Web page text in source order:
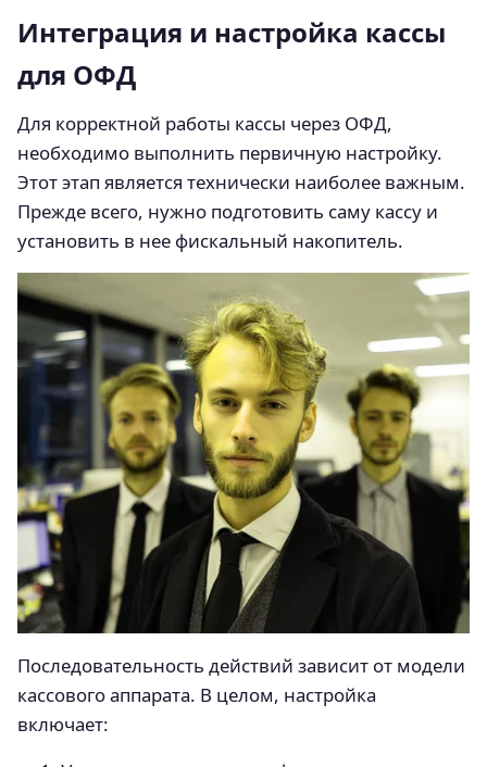
Интеграция и настройка кассы
для ОФД
Для корректной работы кассы через ОФД,
необходимо выполнить первичную настройку.
Этот этап является технически наиболее важным.
Прежде всего, нужно подготовить саму кассу и
установить в нее фискальный накопитель.
Последовательность действий зависит от модели
кассового аппарата. В целом, настройка
включает: